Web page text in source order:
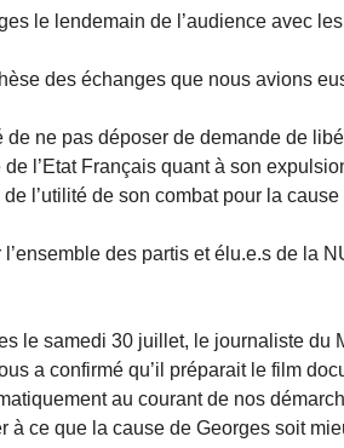
le lendemain de l’audience avec
des échanges que nous avions
de ne pas déposer de demande de
l’Etat Français quant à son
l’utilité de son combat pour la
l’ensemble des partis et élu.e.s de la
le samedi 30 juillet, le journaliste du
a confirmé qu’il préparait le film
au courant de nos
à ce que la cause de Georges soit